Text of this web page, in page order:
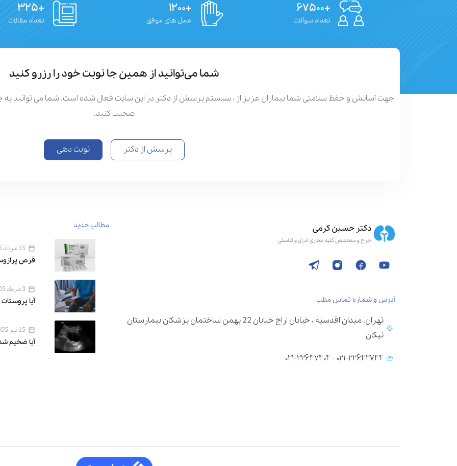
+۶۷۵۰۰
تعداد سوالات
+۱۲۰۰
عمل های موفق
+۳۲۵
تعداد مقالات
شما می‌توانید از همین جا نوبت خود را رزرو کنید
جهت آسایش و حفظ سلامتی شما بیماران عزیز از ، سیستم پرسش از دکتر در این سایت فعال شده است. شما می توانید
صحبت کنید.
پرسش از دکتر نوبت دهی
آدرس و شماره تماس مطب
تهران، میدان اقدسیه ، خیابان اراج خیابان 22 بهمن ساختمان پزشکان بیمارستان
نیکان
۰۲۱-۲۲۶۴۲۷۴۴ - ۰۲۱-۲۲۶۴۷۴۰۴
مطالب جدید
15 مرداد 1405
قرص پرازوسین ۱
3 مرداد 1405
آیا
15 تیر 1405
آیا ضخیم